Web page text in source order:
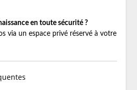
en toute sécurité ?
via un espace privé réservé à votre